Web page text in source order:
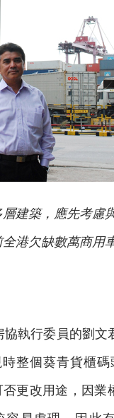
建築，應先考慮
港欠缺數萬商用
執行委員的劉文
整個葵青貨櫃碼
更改用途，因業